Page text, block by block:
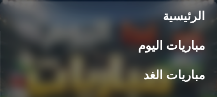
الرئيسية
مباريات اليوم
مباريات الغد